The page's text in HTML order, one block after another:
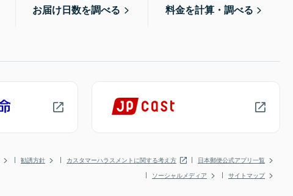
お届け日数を調べる 料金を計算・調べる
勧誘方針 カスタマーハラスメントに関する考え方
日本郵便公式アプリ一覧
ソーシャルメディア
サイトマップ